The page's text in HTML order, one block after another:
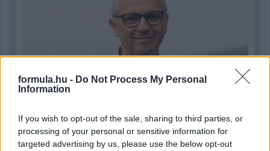
formula.hu - Do Not Process My Personal
Information
If you wish to opt-out of the sale, sharing to third parties, or
processing of your personal or sensitive information for
targeted advertising by us, please use the below opt-out
4 órája